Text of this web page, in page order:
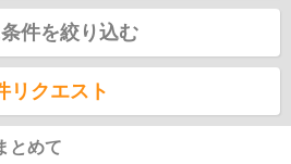
件を絞り込む
リクエスト
とめて